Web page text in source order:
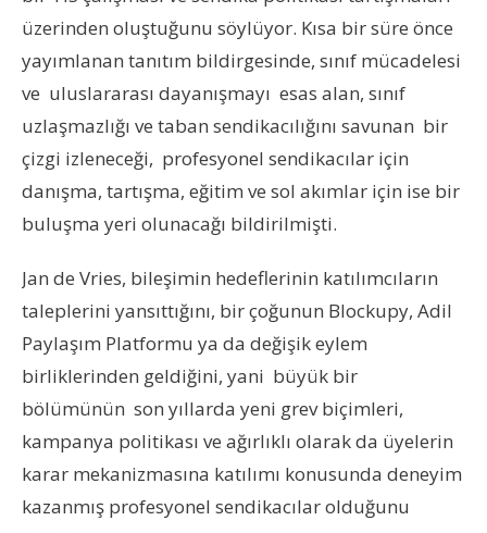
üzerinden oluştuğunu söylüyor. Kısa bir süre önce
yayımlanan tanıtım bildirgesinde, sınıf mücadelesi
ve uluslararası dayanışmayı esas alan, sınıf
uzlaşmazlığı ve taban sendikacılığını savunan bir
çizgi izleneceği, profesyonel sendikacılar için
danışma, tartışma, eğitim ve sol akımlar için ise bir
buluşma yeri olunacağı bildirilmişti.
Jan de Vries, bileşimin hedeflerinin katılımcıların
taleplerini yansıttığını, bir çoğunun Blockupy, Adil
Paylaşım Platformu ya da değişik eylem
birliklerinden geldiğini, yani büyük bir
bölümünün son yıllarda yeni grev biçimleri,
kampanya politikası ve ağırlıklı olarak da üyelerin
karar mekanizmasına katılımı konusunda deneyim
kazanmış profesyonel sendikacılar olduğunu